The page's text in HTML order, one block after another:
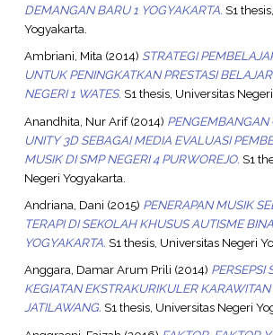
DEMANGAN BARU 1 YOGYAKARTA. S1
Yogyakarta.
Ambriani, Mita(2014) STRATEGI
UNTUK PENINGKATKAN PRESTASI
NEGERI 1 WATES. S1 thesis, Universitas
Anandhita, Nur Arif(2014) PENGEMBANGAN
UNITY 3D SEBAGAI MEDIA EVALUASI
MUSIK DI SMP NEGERI 4 PURWOREJO. S1
Negeri Yogyakarta.
Andriana, Dani (2015) PENERAPAN MUSIK
TERAPI DI SEKOLAH KHUSUS AUTISME
YOGYAKARTA. S1 thesis, Universitas Negeri
Anggara, Damar Arum Prili (2014) PERSEPSI
KEGIATAN EKSTRAKURIKULER
JATILAWANG. S1 thesis, Universitas Negeri